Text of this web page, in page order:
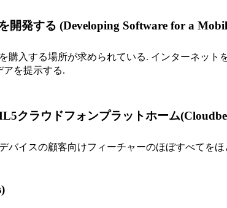
発する (Developing Software for a
入する場所が求められている. インターネッ
アを提示する.
クラウドフォンプラットホーム
バイスの顧客向けフィーチャーのほぼすべてを